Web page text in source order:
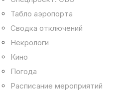
Табло аэропорта
Сводка отключений
Некрологи
Кино
Погода
Расписание мероприятий